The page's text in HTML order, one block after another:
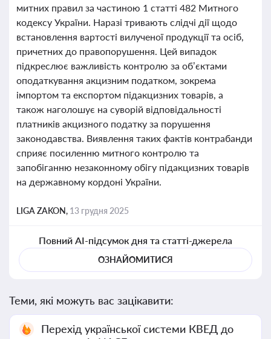
митних правил за частиною 1 статті 482 Митного
кодексу України. Наразі тривають слідчі дії щодо
встановлення вартості вилученої продукції та осіб,
причетних до правопорушення. Цей випадок
підкреслює важливість контролю за об’єктами
оподаткування акцизним податком, зокрема
імпортом та експортом підакцизних товарів, а
також наголошує на суворій відповідальності
платників акцизного податку за порушення
законодавства. Виявлення таких фактів контрабанди
сприяє посиленню митного контролю та
запобіганню незаконному обігу підакцизних товарів
на державному кордоні України.
LIGA ZAKON, 13 грудня 2025
Повний AI-підсумок дня та статті-джерела
ОЗНАЙОМИТИСЯ
Теми, які можуть вас зацікавити:
Перехід української системи КВЕД до